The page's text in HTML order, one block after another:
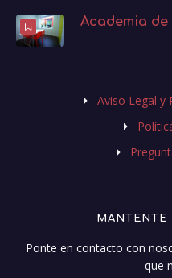
Academia de
Aviso Legal y
MANTENTE
Ponte en contacto con
que